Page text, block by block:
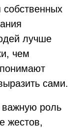
лучше
чем
сами.
важную роль
жестов,